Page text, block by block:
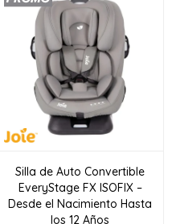
Silla de Auto Convertible
EveryStage FX ISOFIX –
Desde el Nacimiento Hasta
los 12 Años